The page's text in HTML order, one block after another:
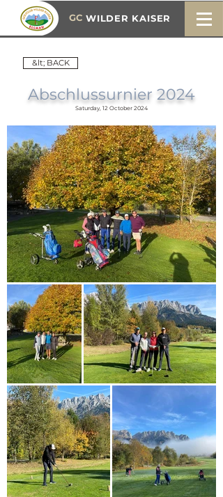
WILDER KAISER
GC
&lt; BACK
Abschlussurnier 2024
Saturday, 12 October 2024